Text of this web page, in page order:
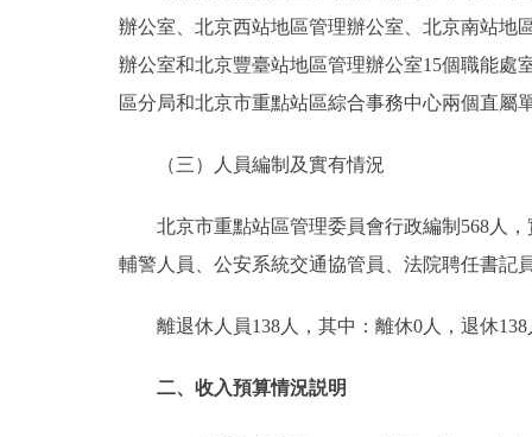
辦公室、北京西站地區管理辦公室、北京南站地
辦公室和北京豐臺站地區管理辦公室15個職能
區分局和北京市重點站區綜合事務中心兩個直屬
（三）人員編制及實有情況
北京市重點站區管理委員會行政編制568人，
輔警人員、公安系統交通協管員、法院聘任書記
離退休人員138人，其中：離休0人，退休138
二、收入預算情況説明